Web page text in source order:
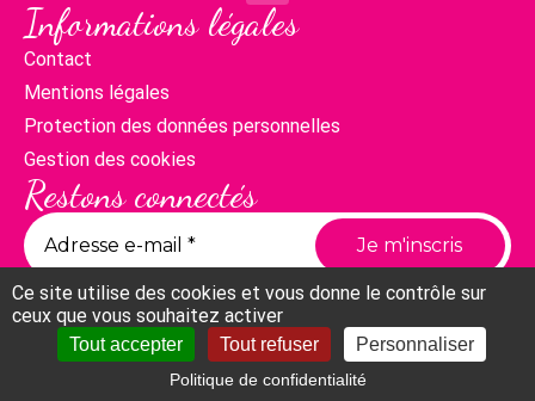
Informations légales
Contact
Mentions légales
Protection des données personnelles
Gestion des cookies
Restons connectés
Ce site utilise des cookies et vous donne le contrôle sur
ceux que vous souhaitez activer
Tout accepter Tout refuser Personnaliser
Politique de confidentialité